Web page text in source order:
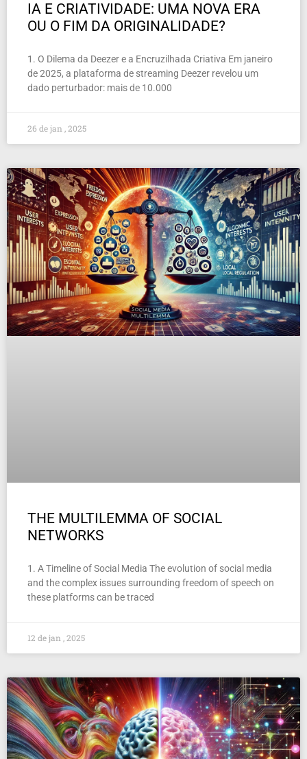
IA E CRIATIVIDADE: UMA NOVA ERA
OU O FIM DA ORIGINALIDADE?
1. O Dilema da Deezer e a Encruzilhada Criativa Em janeiro
de 2025, a plataforma de streaming Deezer revelou um
dado perturbador: mais de 10.000
26 de jan , 2025
THE MULTILEMMA OF SOCIAL
NETWORKS
1. A Timeline of Social Media The evolution of social media
and the complex issues surrounding freedom of speech on
these platforms can be traced
12 de jan , 2025